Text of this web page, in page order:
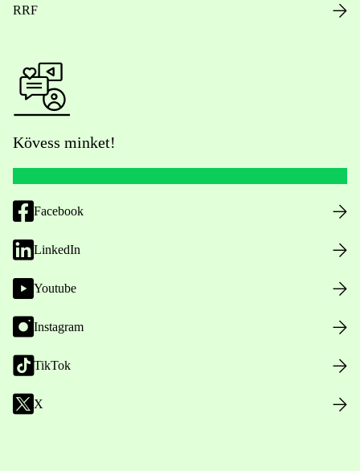
RRF
Kövess minket!
Facebook
LinkedIn
Youtube
Instagram
TikTok
X